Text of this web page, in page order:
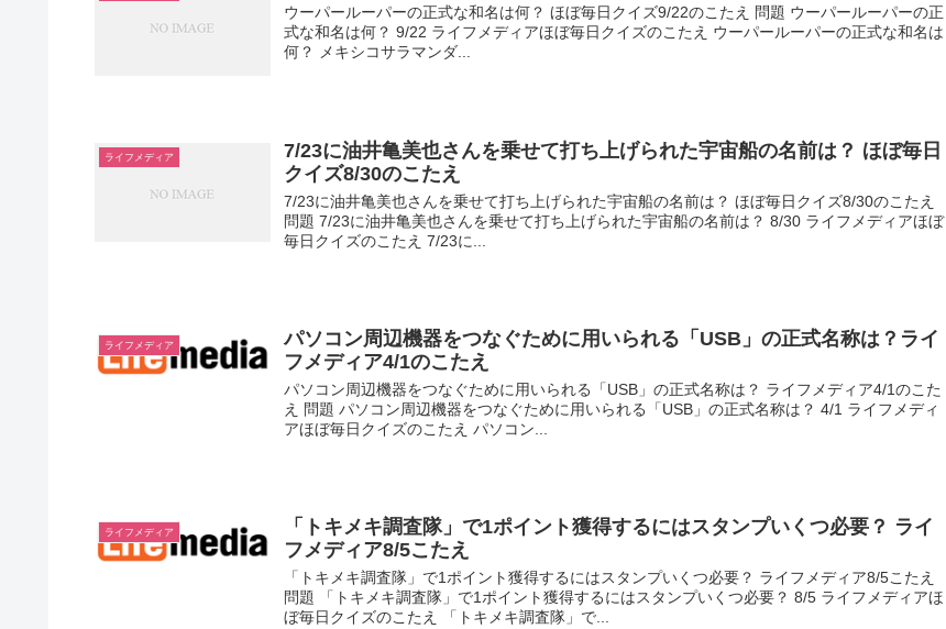
ウーパールーパーの正式な和名は何？ ほぼ毎日クイズ9/22のこたえ 問題 ウーパールーパーの正
式な和名は何？ 9/22 ライフメディアほぼ毎日クイズのこたえ ウーパールーパーの正式な和名は
何？ メキシコサラマンダ...
ライフメディア
7/23に油井亀美也さんを乗せて打ち上げられた宇宙船の名前は？ ほぼ毎日
クイズ8/30のこたえ
7/23に油井亀美也さんを乗せて打ち上げられた宇宙船の名前は？ ほぼ毎日クイズ8/30のこたえ
問題 7/23に油井亀美也さんを乗せて打ち上げられた宇宙船の名前は？ 8/30 ライフメディアほぼ
毎日クイズのこたえ 7/23に...
ライフメディア
パソコン周辺機器をつなぐために用いられる「USB」の正式名称は？ライ
フメディア4/1のこたえ
パソコン周辺機器をつなぐために用いられる「USB」の正式名称は？ ライフメディア4/1のこた
え 問題 パソコン周辺機器をつなぐために用いられる「USB」の正式名称は？ 4/1 ライフメディ
アほぼ毎日クイズのこたえ パソコン...
ライフメディア
「トキメキ調査隊」で1ポイント獲得するにはスタンプいくつ必要？ ライ
フメディア8/5こたえ
「トキメキ調査隊」で1ポイント獲得するにはスタンプいくつ必要？ ライフメディア8/5こたえ
問題 「トキメキ調査隊」で1ポイント獲得するにはスタンプいくつ必要？ 8/5 ライフメディアほ
ぼ毎日クイズのこたえ 「トキメキ調査隊」で...